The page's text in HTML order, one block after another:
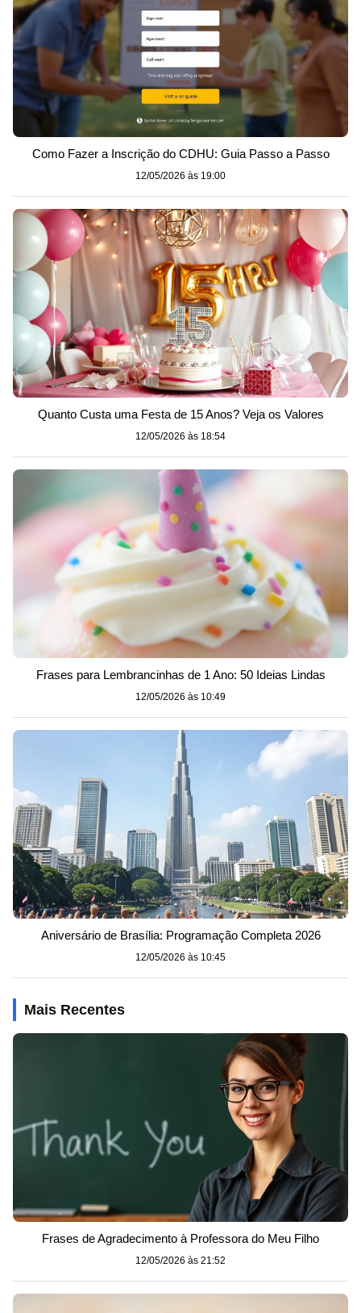
Como Fazer a Inscrição do CDHU: Guia Passo a Passo
12/05/2026 às 19:00
Quanto Custa uma Festa de 15 Anos? Veja os Valores
12/05/2026 às 18:54
Frases para Lembrancinhas de 1 Ano: 50 Ideias Lindas
12/05/2026 às 10:49
Aniversário de Brasília: Programação Completa 2026
12/05/2026 às 10:45
Mais Recentes
Frases de Agradecimento à Professora do Meu Filho
12/05/2026 às 21:52